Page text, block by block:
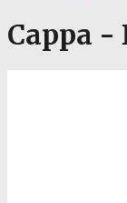
Cappa -